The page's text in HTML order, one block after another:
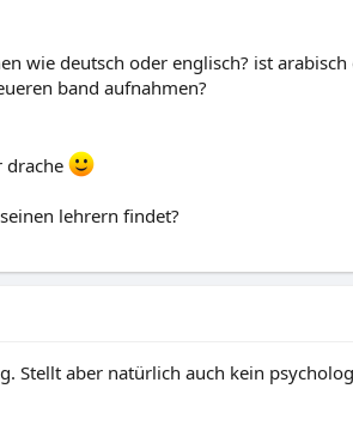
wie deutsch oder englisch? ist
band aufnahmen?
drache
lehrern findet?
Stellt aber natürlich auch kein